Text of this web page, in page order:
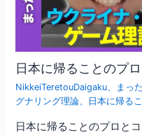
日本に帰ることのプ
NikkeiTeretouDaigaku、 まっ
グナリング理論、 日本に帰る
日本に帰ることのプロと